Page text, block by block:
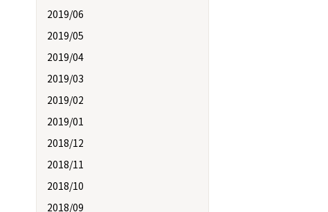
2019/06
2019/05
2019/04
2019/03
2019/02
2019/01
2018/12
2018/11
2018/10
2018/09